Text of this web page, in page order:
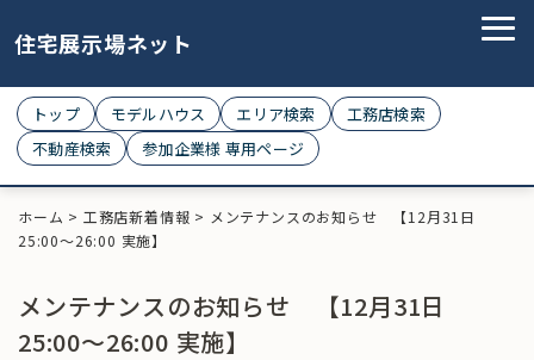
住宅展示場ネット
トップ モデルハウス エリア検索
工務店検索
不動産検索
参加企業様 専用ページ
ホーム > 工務店新着情報 > メンテナンスのお知らせ 【12月31日
25:00〜26:00 実施】
メンテナンスのお知らせ 【12月31日
25:00〜26:00 実施】